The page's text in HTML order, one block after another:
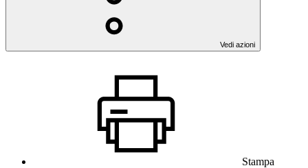
Vedi azioni
Stampa